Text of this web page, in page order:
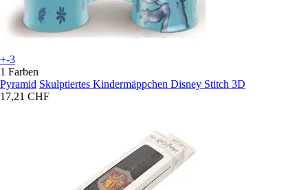
+-3
1 Farben
Pyramid Skulptiertes Kindermäppchen Disney Stitch 3D
17,21 CHF